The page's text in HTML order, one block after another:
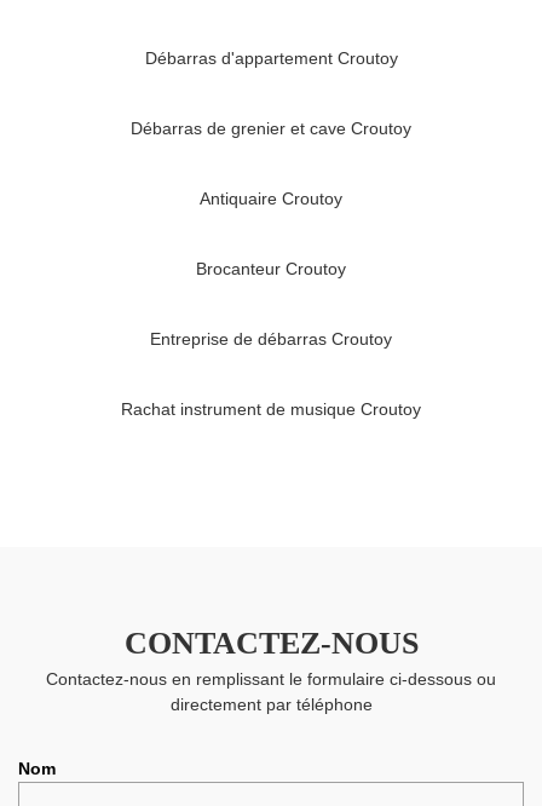
Débarras d'appartement Croutoy
Débarras de grenier et cave Croutoy
Antiquaire Croutoy
Brocanteur Croutoy
Entreprise de débarras Croutoy
Rachat instrument de musique Croutoy
CONTACTEZ-NOUS
Contactez-nous en remplissant le formulaire ci-dessous ou
directement par téléphone
Nom